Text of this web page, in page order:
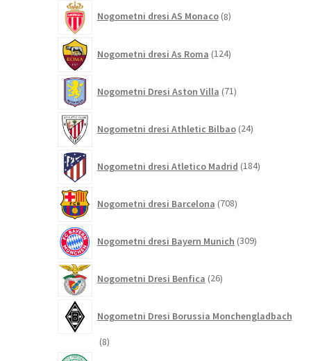
Nogometni dresi AS Monaco 8izdelkov
Nogometni dresi As Roma 124izdelkov
Nogometni Dresi Aston Villa 71izdelkov
Nogometni dresi Athletic Bilbao 24izdelkov
Nogometni dresi Atletico Madrid 184izdelkov
Nogometni dresi Barcelona 708izdelkov
Nogometni dresi Bayern Munich 309izdelkov
Nogometni Dresi Benfica 26izdelkov
Nogometni Dresi Borussia Monchengladbach
88